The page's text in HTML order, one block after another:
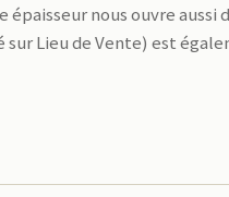
nous ouvre
Lieu de Vente) est